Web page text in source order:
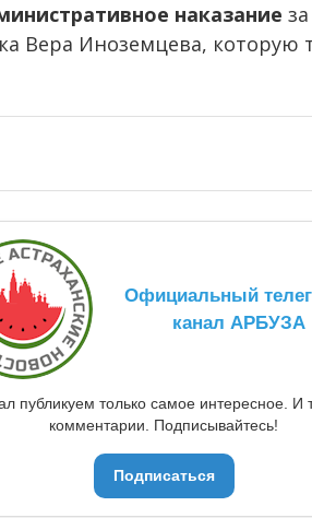
наказание
Вера Иноземцева, которую
Официальный
канал АРБУЗА
публикуем только самое интересное. И
комментарии. Подписывайтесь!
Подписаться